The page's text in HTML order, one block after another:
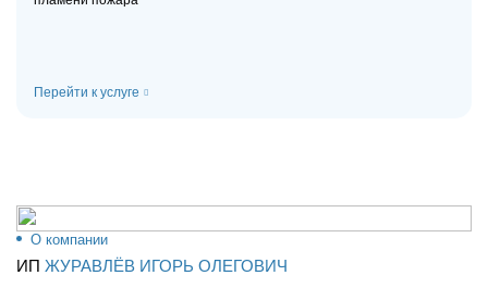
Перейти к услуге
О компании
ИП ЖУРАВЛЁВ ИГОРЬ ОЛЕГОВИЧ